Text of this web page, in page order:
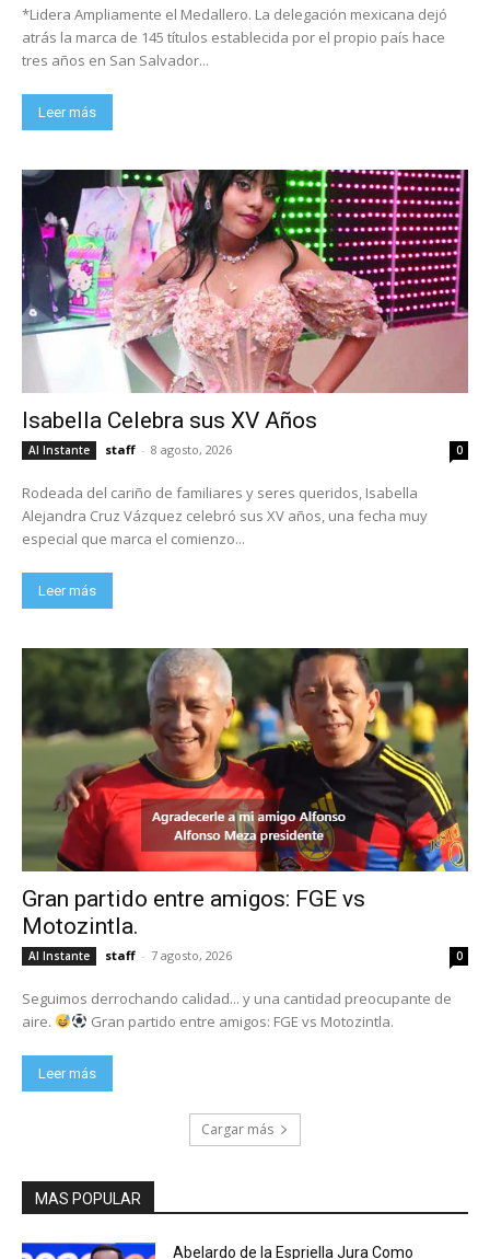
*Lidera Ampliamente el Medallero. La delegación mexicana dejó
atrás la marca de 145 títulos establecida por el propio país hace
tres años en San Salvador...
Leer más
Isabella Celebra sus XV Años
Al Instante staff - 8 agosto, 2026 0
Rodeada del cariño de familiares y seres queridos, Isabella
Alejandra Cruz Vázquez celebró sus XV años, una fecha muy
especial que marca el comienzo...
Leer más
Gran partido entre amigos: FGE vs
Motozintla.
Al Instante staff - 7 agosto, 2026 0
Seguimos derrochando calidad... y una cantidad preocupante de
aire.
Gran partido entre amigos: FGE vs Motozintla.
Leer más
Cargar más
MAS POPULAR
Abelardo de la Espriella Jura Como